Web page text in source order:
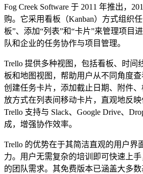
Fog Creek Software 于 2011 年推出，
购。它采用看板（Kanban）方式组织
板”、添加“列表”和“卡片”来管理项目
队和企业的任务协作与项目管理。
Trello 提供多种视图，包括看板、时间
板和地图视图，帮助用户从不同角度
创建任务卡片，添加截止日期、附件
放方式在列表间移动卡片，直观地反映
Trello 支持与 Slack、Google Drive、
成，增强协作效率。
Trello 的优势在于其简洁直观的用户界
力。用户无需复杂的培训即可快速上
的团队需求。其免费版本已涵盖大多